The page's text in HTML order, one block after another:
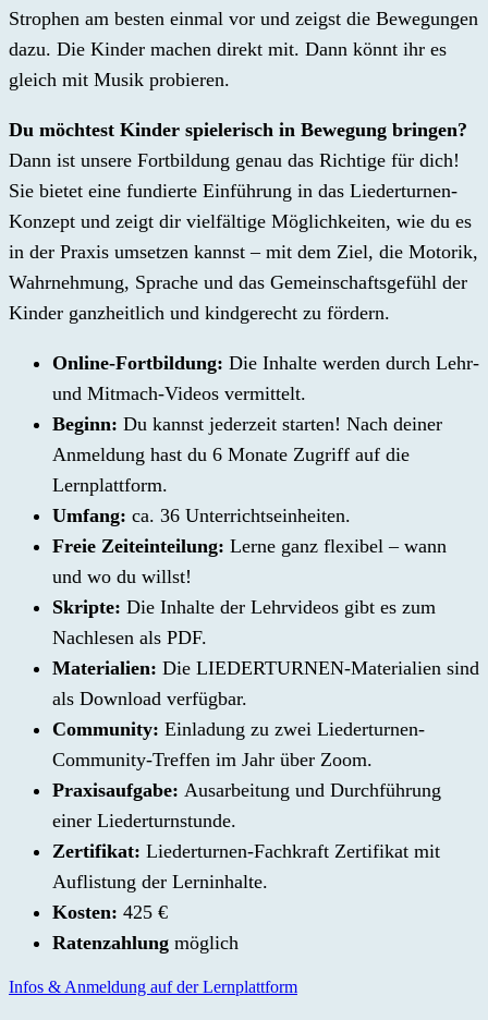
Strophen am besten einmal vor und zeigst die Bewegungen
dazu. Die Kinder machen direkt mit. Dann könnt ihr es
gleich mit Musik probieren.
Du möchtest Kinder spielerisch in Bewegung bringen?
Dann ist unsere Fortbildung genau das Richtige für dich!
Sie bietet eine fundierte Einführung in das Liederturnen-
Konzept und zeigt dir vielfältige Möglichkeiten, wie du es
in der Praxis umsetzen kannst – mit dem Ziel, die Motorik,
Wahrnehmung, Sprache und das Gemeinschaftsgefühl der
Kinder ganzheitlich und kindgerecht zu fördern.
Online-Fortbildung: Die Inhalte werden durch Lehr-
und Mitmach-Videos vermittelt.
Beginn: Du kannst jederzeit starten! Nach deiner
Anmeldung hast du 6 Monate Zugriff auf die
Lernplattform.
Umfang: ca. 36 Unterrichtseinheiten.
Freie Zeiteinteilung: Lerne ganz flexibel – wann
und wo du willst!
Skripte: Die Inhalte der Lehrvideos gibt es zum
Nachlesen als PDF.
Materialien: Die LIEDERTURNEN-Materialien sind
als Download verfügbar.
Community: Einladung zu zwei Liederturnen-
Community-Treffen im Jahr über Zoom.
Praxisaufgabe: Ausarbeitung und Durchführung
einer Liederturnstunde.
Zertifikat: Liederturnen-Fachkraft Zertifikat mit
Auflistung der Lerninhalte.
Kosten: 425 €
Ratenzahlung möglich
Infos & Anmeldung auf der Lernplattform